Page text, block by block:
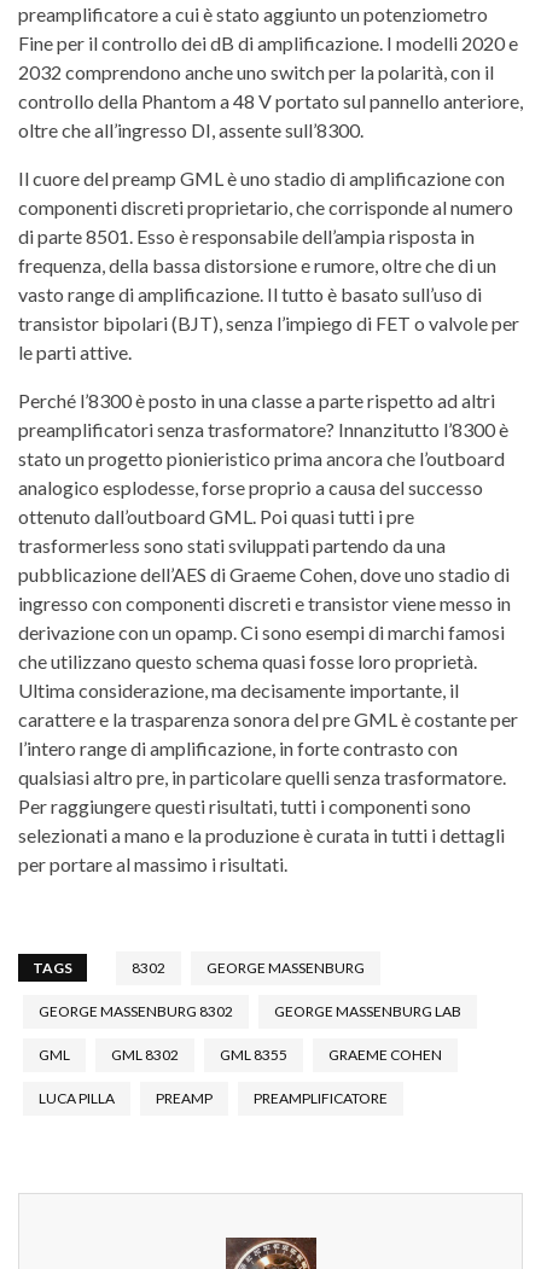
preamplificatore a cui è stato aggiunto un potenziometro
Fine per il controllo dei dB di amplificazione. I modelli 2020 e
2032 comprendono anche uno switch per la polarità, con il
controllo della Phantom a 48 V portato sul pannello anteriore,
oltre che all’ingresso DI, assente sull’8300.
Il cuore del preamp GML è uno stadio di amplificazione con
componenti discreti proprietario, che corrisponde al numero
di parte 8501. Esso è responsabile dell’ampia risposta in
frequenza, della bassa distorsione e rumore, oltre che di un
vasto range di amplificazione. Il tutto è basato sull’uso di
transistor bipolari (BJT), senza l’impiego di FET o valvole per
le parti attive.
Perché l’8300 è posto in una classe a parte rispetto ad altri
preamplificatori senza trasformatore? Innanzitutto l’8300 è
stato un progetto pionieristico prima ancora che l’outboard
analogico esplodesse, forse proprio a causa del successo
ottenuto dall’outboard GML. Poi quasi tutti i pre
trasformerless sono stati sviluppati partendo da una
pubblicazione dell’AES di Graeme Cohen, dove uno stadio di
ingresso con componenti discreti e transistor viene messo in
derivazione con un opamp. Ci sono esempi di marchi famosi
che utilizzano questo schema quasi fosse loro proprietà.
Ultima considerazione, ma decisamente importante, il
carattere e la trasparenza sonora del pre GML è costante per
l’intero range di amplificazione, in forte contrasto con
qualsiasi altro pre, in particolare quelli senza trasformatore.
Per raggiungere questi risultati, tutti i componenti sono
selezionati a mano e la produzione è curata in tutti i dettagli
per portare al massimo i risultati.
TAGS 8302 GEORGE MASSENBURG
GEORGE MASSENBURG 8302 GEORGE MASSENBURG LAB
GML GML 8302 GML 8355 GRAEME COHEN
LUCA PILLA PREAMP PREAMPLIFICATORE